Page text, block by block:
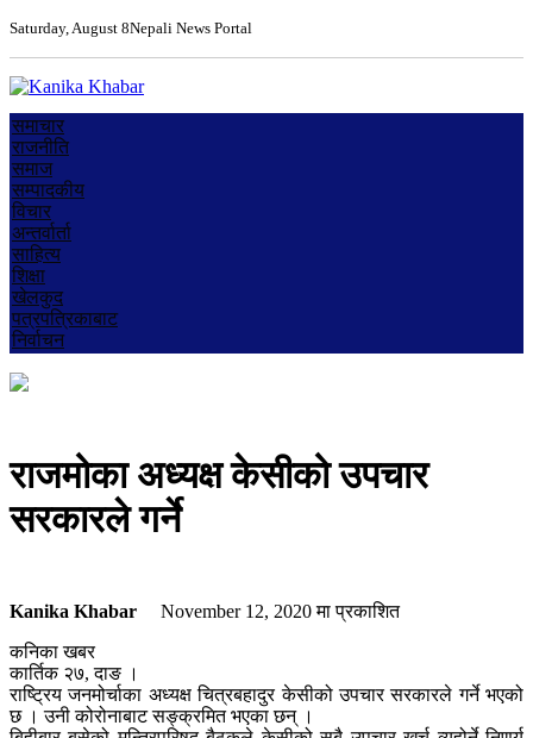
Saturday, August 8Nepali News Portal
समाचार
राजनीति
समाज
सम्पादकीय
विचार
अन्तर्वार्ता
साहित्य
शिक्षा
खेलकुद
पत्रपत्रिकाबाट
निर्वाचन
राजमोका अध्यक्ष केसीको उपचार
सरकारले गर्ने
Kanika Khabar November 12, 2020मा प्रकाशित
कनिका खबर
कार्तिक २७, दाङ ।
राष्ट्रिय जनमोर्चाका अध्यक्ष चित्रबहादुर केसीको उपचार सरकारले गर्ने भएको
छ । उनी कोरोनाबाट सङ्क्रमित भएका छन् ।